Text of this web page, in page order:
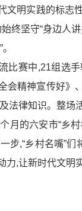
文明实践的标志
终坚守“身边人
比赛中,21组选
会精神宣传好》
法律知识。整场
月的六安市“乡
步,“乡村名嘴”
力,让新时代文明